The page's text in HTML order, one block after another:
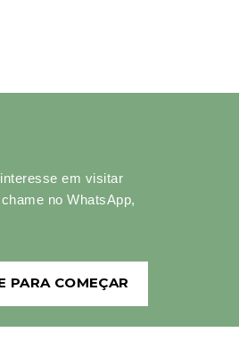
em visitar
no WhatsApp,
PARA COMEÇAR